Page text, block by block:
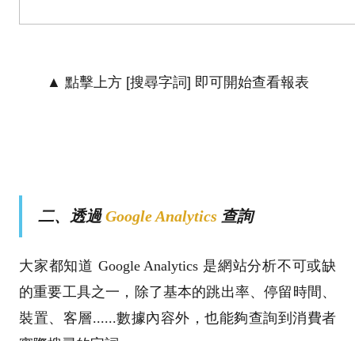
▲ 點擊上方 [搜尋字詞] 即可開始查看報表
二、透過Google Analytics 查詢
大家都知道 Google Analytics 是網站分析不可或缺
的重要工具之一，除了基本的跳出率、停留時間、
裝置、客層......數據內容外，也能夠查詢到消費者